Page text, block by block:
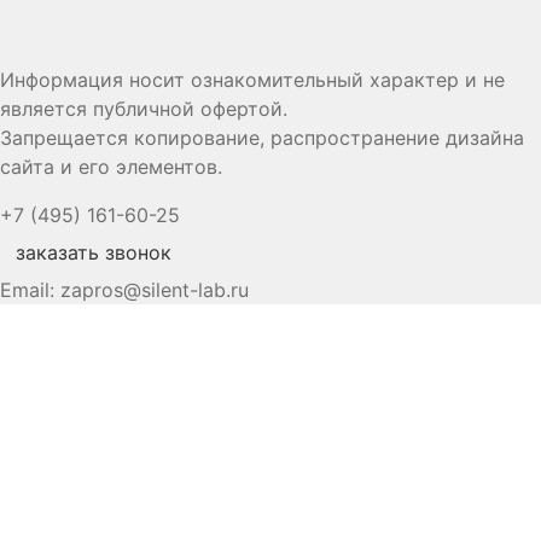
Информация носит ознакомительный характер и не
является публичной офертой.
Запрещается копирование, распространение дизайна
сайта и его элементов.
+7 (495) 161-60-25
заказать звонок
Email: zapros@silent-lab.ru